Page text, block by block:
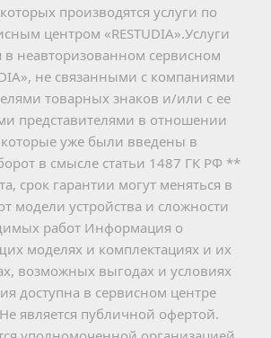
производятся услуги по
центром «RESTUDIA».Услуги
в неавторизованном сервисном
не связанными с компаниями
товарных знаков и/или с ее
представителями в отношении
уже были введены в
в смысле статьи 1487 ГК РФ **
срок гарантии могут меняться в
модели устройства и сложности
работ Информация о
моделях и комплектациях и их
возможных выгодах и условиях
доступна в сервисном центре
является публичной офертой.